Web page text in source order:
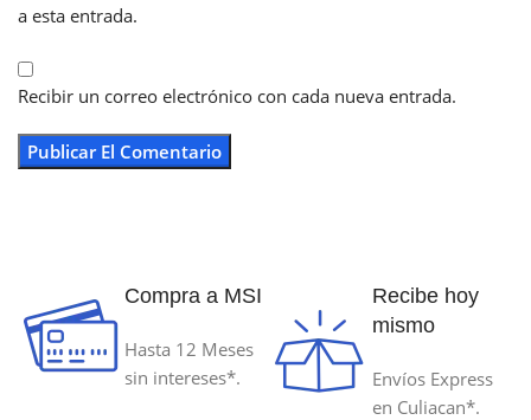
a esta entrada.
Recibir un correo electrónico con cada nueva entrada.
Compra a MSI
Hasta 12 Meses
sin intereses*.
Recibe hoy
mismo
Envíos Express
en Culiacan*.